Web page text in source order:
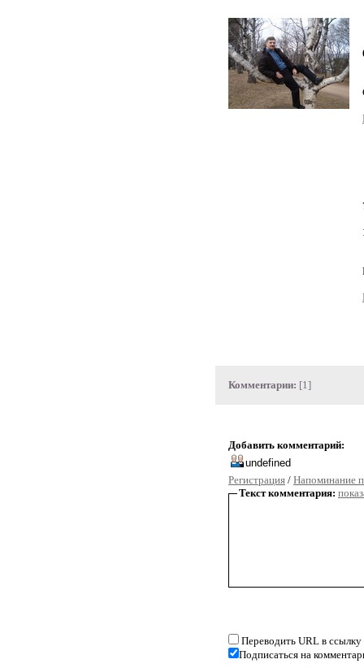
Комментарии: [1]
Добавить комментарий:
Регистрация / Напоминание
Текст комментария:
Переводить URL в ссылку
Подписаться на